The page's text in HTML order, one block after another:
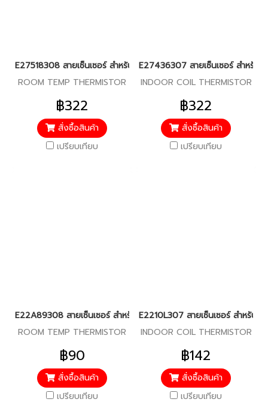
E27518308 สายเซ็นเซอร์ สำหรับแอร์มิตซู รุ่น PCY-
ROOM TEMP THERMISTOR
฿322
สั่งซื้อสินค้า
เปรียบเทียบ
E27436307 สายเซ็นเซอร์ สำหรับ
INDOOR COIL THERMISTOR
฿322
สั่งซื้อสินค้า
เปรียบเทียบ
E22A89308 สายเซ็นเซอร์ สำหรับแอร์มิตซู รุ่น MS-SGF,SGG09,13
ROOM TEMP THERMISTOR
฿90
สั่งซื้อสินค้า
เปรียบเทียบ
E2210L307 สายเซ็นเซอร์ สำหรับแ
INDOOR COIL THERMISTOR
฿142
สั่งซื้อสินค้า
เปรียบเทียบ